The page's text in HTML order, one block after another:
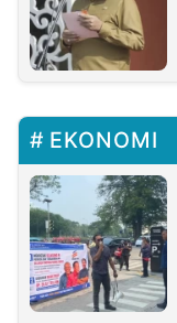
EKONOMI